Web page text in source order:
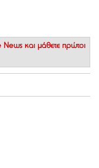
News και μάθετε πρώτοι